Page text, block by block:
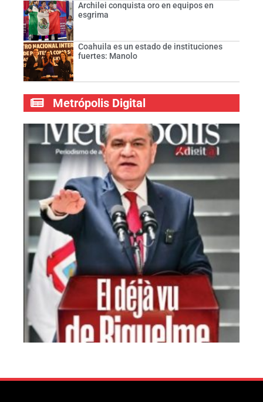
Archilei conquista oro en equipos en
esgrima
Coahuila es un estado de instituciones
fuertes: Manolo
Metrópolis Digital